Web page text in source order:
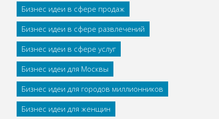
Бизнес идеи в сфере продаж
Бизнес идеи в сфере развлечений
Бизнес идеи в сфере услуг
Бизнес идеи для Москвы
Бизнес идеи для городов миллионников
Бизнес идеи для женщин